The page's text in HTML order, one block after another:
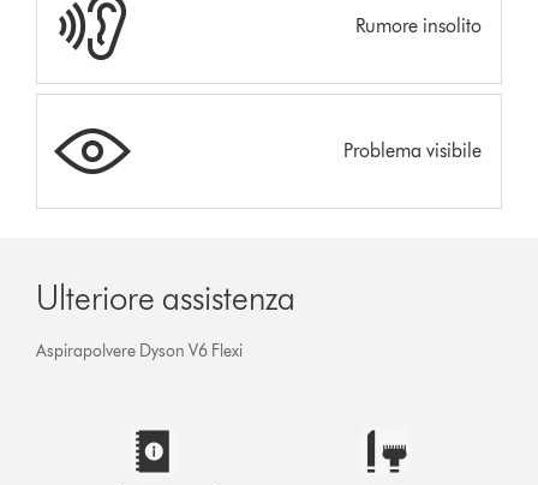
Rumore insolito
Problema visibile
Ulteriore assistenza
Aspirapolvere Dyson V6 Flexi